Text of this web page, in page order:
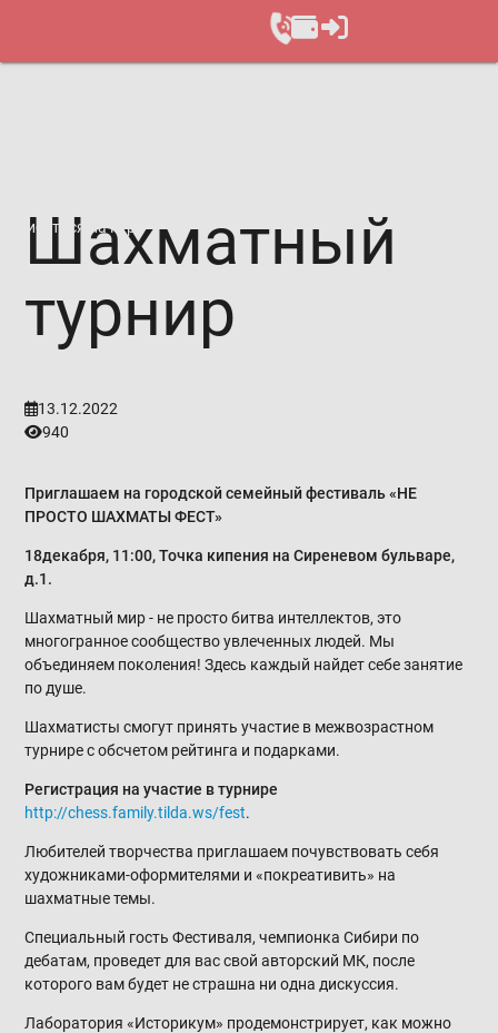
Записаться на курс
Шахматный
турнир
13.12.2022
940
Приглашаем на городской семейный фестиваль «НЕ
ПРОСТО ШАХМАТЫ ФЕСТ»
18декабря, 11:00, Точка кипения на Сиреневом бульваре,
д.1.
Шахматный мир - не просто битва интеллектов, это
многогранное сообщество увлеченных людей. Мы
объединяем поколения! Здесь каждый найдет себе занятие
по душе.
Шахматисты смогут принять участие в межвозрастном
турнире с обсчетом рейтинга и подарками.
Регистрация на участие в турнире
http://chess.family.tilda.ws/fest.
Любителей творчества приглашаем почувствовать себя
художниками-оформителями и «покреативить» на
шахматные темы.
Специальный гость Фестиваля, чемпионка Сибири по
дебатам, проведет для вас свой авторский МК, после
которого вам будет не страшна ни одна дискуссия.
Лаборатория «Историкум» продемонстрирует, как можно